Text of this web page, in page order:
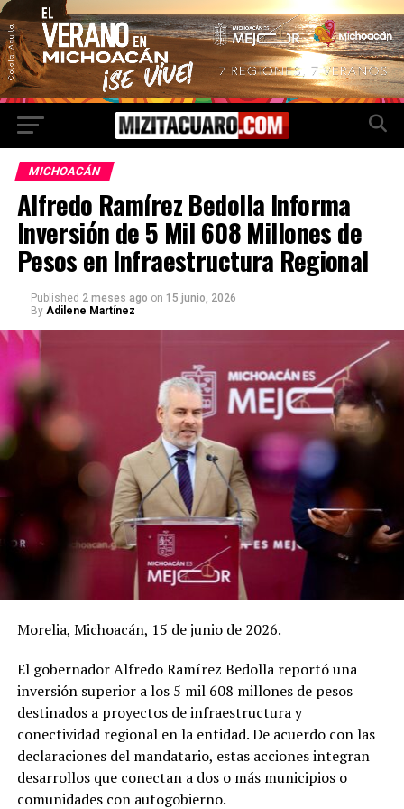
MICHOACÁN
Alfredo Ramírez Bedolla Informa
Inversión de 5 Mil 608 Millones de
Pesos en Infraestructura Regional
Published 2 meses ago on 15 junio, 2026
By Adilene Martínez
Morelia, Michoacán, 15 de junio de 2026.
El gobernador Alfredo Ramírez Bedolla reportó una
inversión superior a los 5 mil 608 millones de pesos
destinados a proyectos de infraestructura y
conectividad regional en la entidad. De acuerdo con las
declaraciones del mandatario, estas acciones integran
desarrollos que conectan a dos o más municipios o
comunidades con autogobierno.